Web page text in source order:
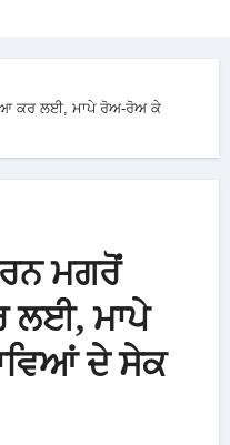
ਕਰ ਲਈ, ਮਾਪੇ ਰੋਅ-ਰੋਅ ਕੇ
ਮਗਰੋਂ
ਮਾਪੇ
ਦੇ ਸੇਕ